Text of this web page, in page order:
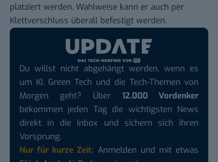
platziert werden. Wahlweise kann er auch per
Klettverschluss überall befestigt werden.
Du willst nicht abgehängt werden, wenn es
um KI, Green Tech und die Tech-Themen von
Morgen geht? Über 12.000 Vordenker
bekommen jeden Tag die wichtigsten News
direkt in die Inbox und sichern sich ihren
Vorsprung.
Nur für kurze Zeit: Anmelden und mit etwas